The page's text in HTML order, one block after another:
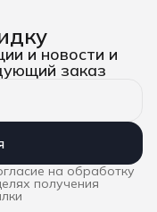
и новости и
заказ
на обработку
получения